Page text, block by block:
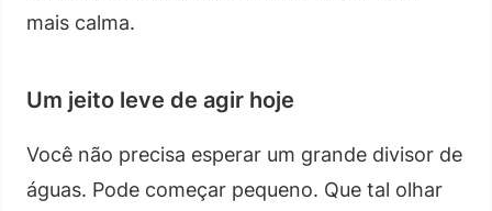
mais calma.
Um jeito leve de agir hoje
Você não precisa esperar um grande divisor de
águas. Pode começar pequeno. Que tal olhar